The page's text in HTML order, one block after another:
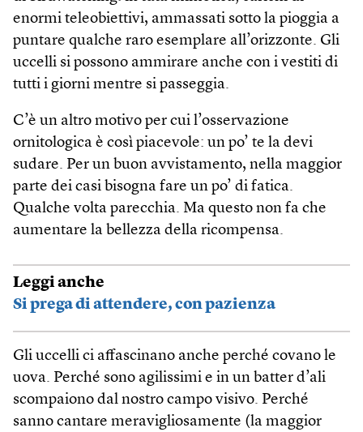
enormi teleobiettivi, ammassati sotto la pioggia a
puntare qualche raro esemplare all’orizzonte. Gli
uccelli si possono ammirare anche con i vestiti di
tutti i giorni mentre si passeggia.
C’è un altro motivo per cui l’osservazione
ornitologica è così piacevole: un po’ te la devi
sudare. Per un buon avvistamento, nella maggior
parte dei casi bisogna fare un po’ di fatica.
Qualche volta parecchia. Ma questo non fa che
aumentare la bellezza della ricompensa.
Leggi anche
Si prega di attendere, con pazienza
Gli uccelli ci affascinano anche perché covano le
uova. Perché sono agilissimi e in un batter d’ali
scompaiono dal nostro campo visivo. Perché
sanno cantare meravigliosamente (la maggior